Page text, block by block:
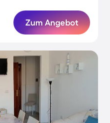
Zum Angebot